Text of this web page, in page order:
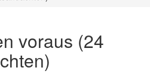
voraus (24